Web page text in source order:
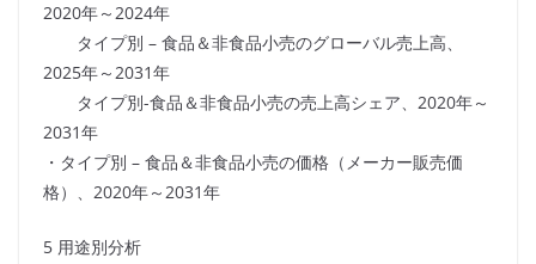
2020年～2024年
タイプ別 – 食品＆非食品小売のグローバル売上高、
2025年～2031年
タイプ別-食品＆非食品小売の売上高シェア、2020年～
2031年
・タイプ別 – 食品＆非食品小売の価格（メーカー販売価
格）、2020年～2031年
5 用途別分析